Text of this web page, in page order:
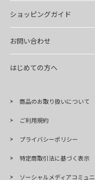
ショッピングガイド
お問い合わせ
はじめての方へ
商品のお取り扱いについて
ご利用規約
プライバシーポリシー
特定商取引法に基づく表示
ソーシャルメディアコミュ